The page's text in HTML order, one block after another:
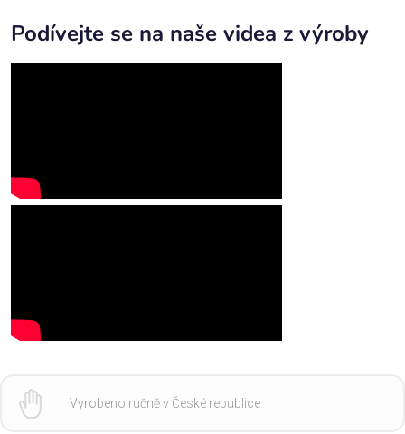
Podívejte se na naše videa z výroby
Vyrobeno ručně v České republice